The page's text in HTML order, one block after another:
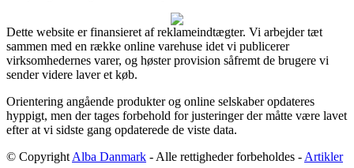
Dette website er finansieret af reklameindtægter. Vi arbejder tæt
sammen med en række online varehuse idet vi publicerer
virksomhedernes varer, og høster provision såfremt de brugere vi
sender videre laver et køb.
Orientering angående produkter og online selskaber opdateres
hyppigt, men der tages forbehold for justeringer der måtte være lavet
efter at vi sidste gang opdaterede de viste data.
© Copyright Alba Danmark - Alle rettigheder forbeholdes - Artikler